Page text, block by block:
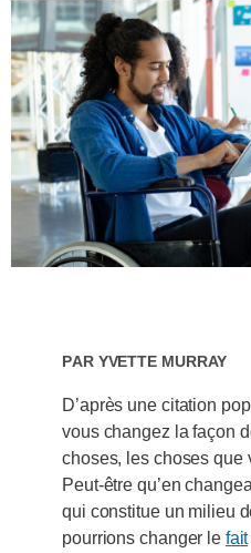
ParYvette Murray
D’après une citation
vous changez la façon
choses, les choses que
Peut-être qu’en
qui constitue un milieu
pourrions changer le fait